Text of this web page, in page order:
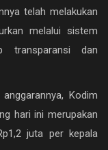
telah melakukan
melalui sistem
transparansi dan
Kodim
hari ini merupakan
juta per kepala